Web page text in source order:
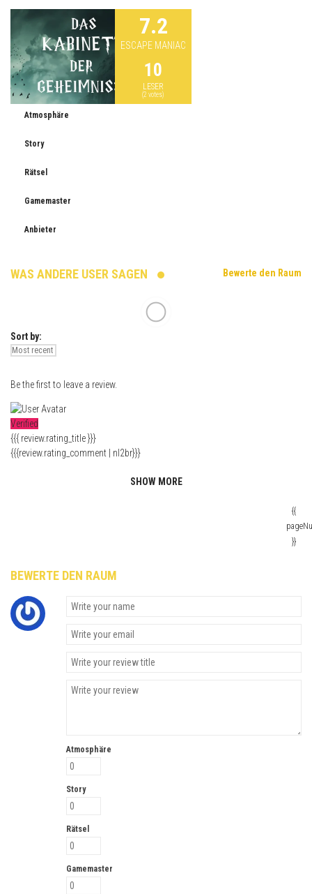
7.2
ESCAPE MANIAC
10
LESER
(2 votes)
Atmosphäre
Story
Rätsel
Gamemaster
Anbieter
WAS ANDERE USER SAGEN Bewerte den Raum
Sort by:
Be the first to leave a review.
Verified
{{{ review.rating_title }}}
{{{review.rating_comment | nl2br}}}
SHOW MORE
{{
}}
BEWERTE DEN RAUM
Atmosphäre
Story
Rätsel
Gamemaster